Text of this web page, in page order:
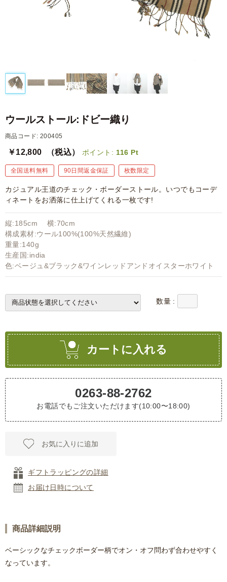
ウールストール:ドビー織り
商品コード: 200405
￥12,800 （税込） ポイント: 116 Pt
全国送料無料 90日間返金保証 枚数限定
カジュアル王道のチェック・ボーダーストール。いつでもコーデ
ィネートをお洒落に仕上げてくれる一枚です!
縦:185cm 横:70cm
構成素材:ウール100%(100%天然繊維)
重量:140g
生産国:india
色:ベージュ&ブラック&ワインレッドアンドオイスターホワイト
数量 :
カートに入れる
0263-88-2762
お電話でもご注文いただけます(10:00〜18:00)
お気に入りに追加
ギフトラッピングの詳細
お届け日時について
商品詳細説明
ベーシックなチェックボーダー柄でオン・オフ問わず合わせやすく
なっています。